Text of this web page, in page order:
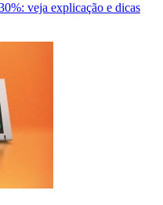
veja explicação e dicas